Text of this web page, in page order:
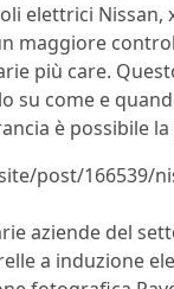
elettrici Nissan,
maggiore
più care.
come e
è possibile
post/166539/
aziende del
a induzione